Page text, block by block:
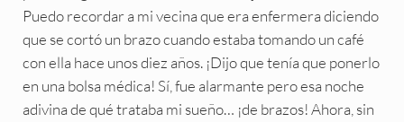
Puedo recordar a mi vecina que era enfermera diciendo
que se cortó un brazo cuando estaba tomando un café
con ella hace unos diez años. ¡Dijo que tenía que ponerlo
en una bolsa médica! Sí, fue alarmante pero esa noche
adivina de qué trataba mi sueño… ¡de brazos! Ahora, sin